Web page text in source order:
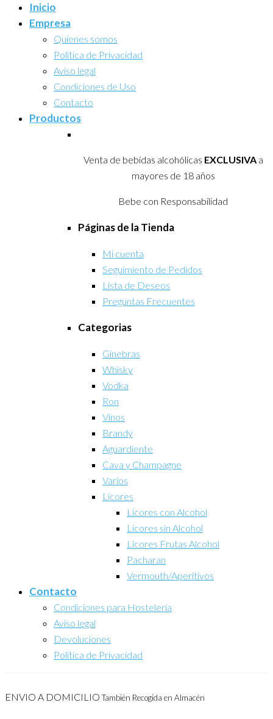
Inicio
Empresa
Quienes somos
Politica de Privacidad
Aviso legal
Condiciones de Uso
Contacto
Productos
Venta de bebidas alcohólicas EXCLUSIVAa
mayores de 18 años
Bebe con Responsabilidad
Páginas de la Tienda
Mi cuenta
Seguimiento de Pedidos
Lista de Deseos
Preguntas Frecuentes
Categorias
Ginebras
Whisky
Vodka
Ron
Vinos
Brandy
Aguardiente
Cava y Champagne
Varios
Licores
Licores con Alcohol
Licores sin Alcohol
Licores Frutas Alcohol
Pacharan
Vermouth/Aperitivos
Contacto
Condiciones para Hosteleria
Aviso legal
Devoluciones
Politica de Privacidad
ENVIO A DOMICILIO También Recogida en Almacén